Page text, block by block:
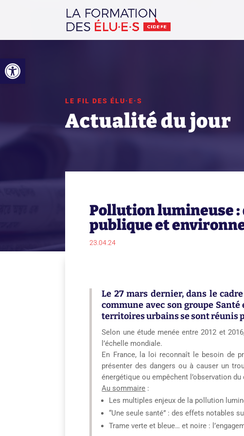
Ouvrir la barre d’outils
LE FIL DES ÉLU·E·S
Actualité du jour
Pollution lumineuse :
publique et
23.04.24
Le 27 mars dernier,dans le cadre
commune avec songroupe
territoires urbainsse sont réunis
Selon une étudemenée entre 2012 et
l’échelle mondiale.
En France, la loi reconnaît le besoin de
présenter des dangers ou à causer un
énergétique ou empêchent l’observation
Au sommaire :
Les multiples enjeux de la pollution
“Une seule santé” : des effets notables
Trame verte et bleue… et noire :